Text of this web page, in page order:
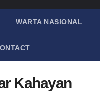
WARTA NASIONAL
Kahayan